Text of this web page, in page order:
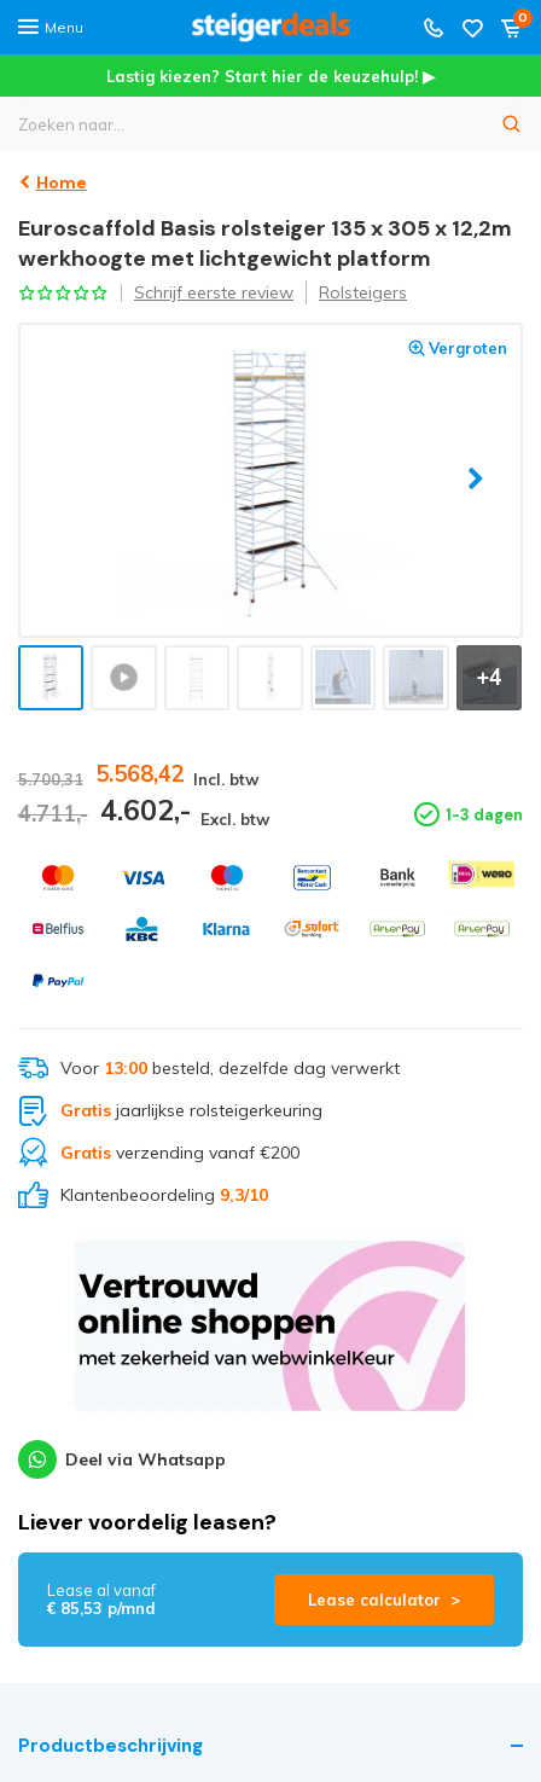
Menu
0
Lastig kiezen? Start hier de keuzehulp! ▶
Home
Euroscaffold Basis rolsteiger 135 x 305 x 12,2m
werkhoogte met lichtgewicht platform
Schrijf eerste review Rolsteigers
Vergroten
+4
5.700,31 5.568,42 Incl. btw
4.711,- 4.602,- Excl. btw 1-3 dagen
Voor 13:00besteld, dezelfde dag verwerkt
Gratisjaarlijkse rolsteigerkeuring
Gratisverzending vanaf €200
Klantenbeoordeling 9,3/10
Deel via Whatsapp
Liever voordelig leasen?
Lease al vanaf
€ 85,53 p/mnd
Lease calculator >
Productbeschrijving